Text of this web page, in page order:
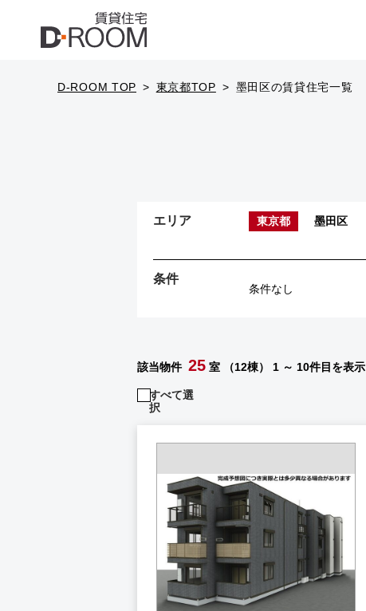
D-ROOM TOP 東京都TOP 墨田区の賃貸住宅一覧
エリア 東京都 墨田区
条件
条件なし
該当物件 25 室 （12棟） 1 ～ 10件目を表示
すべて選
択